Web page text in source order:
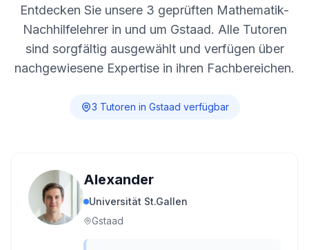
Entdecken Sie unsere 3 geprüften Mathematik-
Nachhilfelehrer in und um Gstaad. Alle Tutoren
sind sorgfältig ausgewählt und verfügen über
nachgewiesene Expertise in ihren Fachbereichen.
3 Tutoren in Gstaad verfügbar
Alexander
Universität St.Gallen
Gstaad